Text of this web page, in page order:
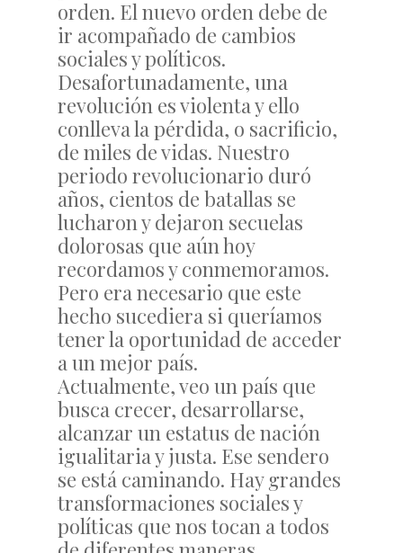
orden. El nuevo orden debe de
ir acompañado de cambios
sociales y políticos.
Desafortunadamente, una
revolución es violenta y ello
conlleva la pérdida, o sacrificio,
de miles de vidas. Nuestro
periodo revolucionario duró
años, cientos de batallas se
lucharon y dejaron secuelas
dolorosas que aún hoy
recordamos y conmemoramos.
Pero era necesario que este
hecho sucediera si queríamos
tener la oportunidad de acceder
a un mejor país.
Actualmente, veo un país que
busca crecer, desarrollarse,
alcanzar un estatus de nación
igualitaria y justa. Ese sendero
se está caminando. Hay grandes
transformaciones sociales y
políticas que nos tocan a todos